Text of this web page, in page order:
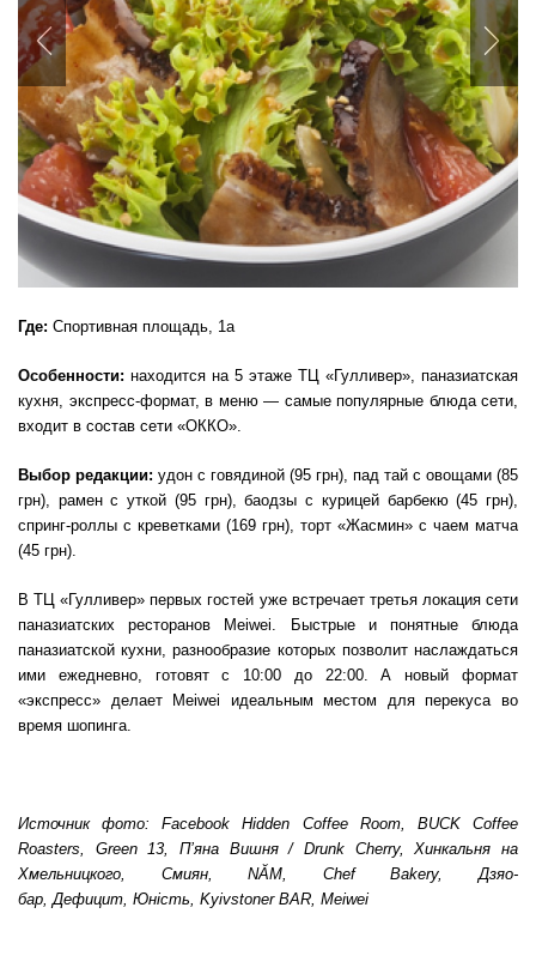
Previous
Где: Спортивная площадь, 1а
Особенности: находится на 5 этаже ТЦ «Гулливер», паназиатская
кухня, экспресс-формат, в меню — самые популярные блюда сети,
входит в состав сети «ОККО».
Выбор редакции: удон с говядиной (95 грн), пад тай с овощами (85
грн), рамен с уткой (95 грн), баодзы с курицей барбекю (45 грн),
спринг-роллы с креветками (169 грн), торт «Жасмин» с чаем матча
(45 грн).
В ТЦ «Гулливер» первых гостей уже встречает третья локация сети
паназиатских ресторанов Meiwei. Быстрые и понятные блюда
паназиатской кухни, разнообразие которых позволит наслаждаться
ими ежедневно, готовят с 10:00 до 22:00. А новый формат
«экспресс» делает Meiwei идеальным местом для перекуса во
время шопинга.
Источник фото: Facebook Hidden Coffee Room, BUCK Coffee
Roasters, Green 13, П’яна Вишня / Drunk Cherry, Хинкальня на
Хмельницкого, Смиян, NĂM, Chef Bakery, Дзяо-
бар, Дефицит, Юність, Kyivstoner BAR, Meiwei